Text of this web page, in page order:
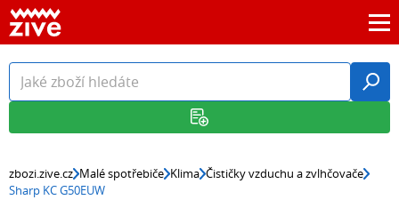
zbozi.zive.cz Malé spotřebiče Klima Čističky vzduchu a zvlhčovače
Sharp KC G50EUW